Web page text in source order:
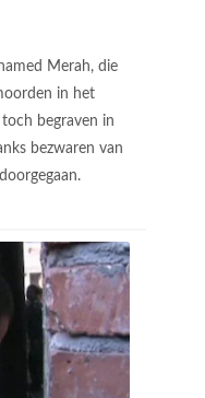
Merah, die
in het
begraven in
bezwaren van